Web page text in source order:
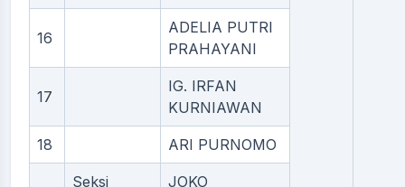
16
ADELIA PUTRI
PRAHAYANI
17
IG. IRFAN
KURNIAWAN
18 ARI PURNOMO
Seksi JOKO